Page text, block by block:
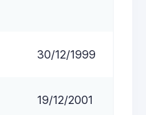
30/12/1999
19/12/2001